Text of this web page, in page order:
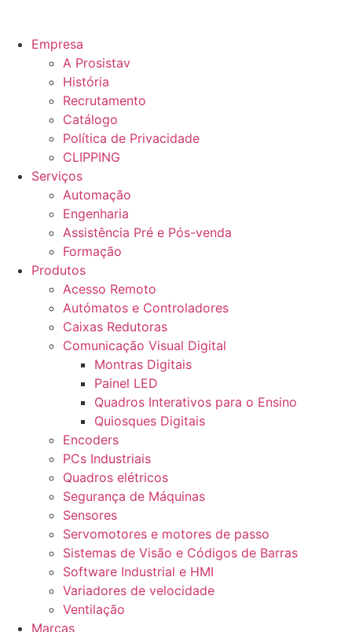
Empresa
A Prosistav
História
Recrutamento
Catálogo
Política de Privacidade
CLIPPING
Serviços
Automação
Engenharia
Assistência Pré e Pós-venda
Formação
Produtos
Acesso Remoto
Autómatos e Controladores
Caixas Redutoras
Comunicação Visual Digital
Montras Digitais
Painel LED
Quadros Interativos para o Ensino
Quiosques Digitais
Encoders
PCs Industriais
Quadros elétricos
Segurança de Máquinas
Sensores
Servomotores e motores de passo
Sistemas de Visão e Códigos de Barras
Software Industrial e HMI
Variadores de velocidade
Ventilação
Marcas